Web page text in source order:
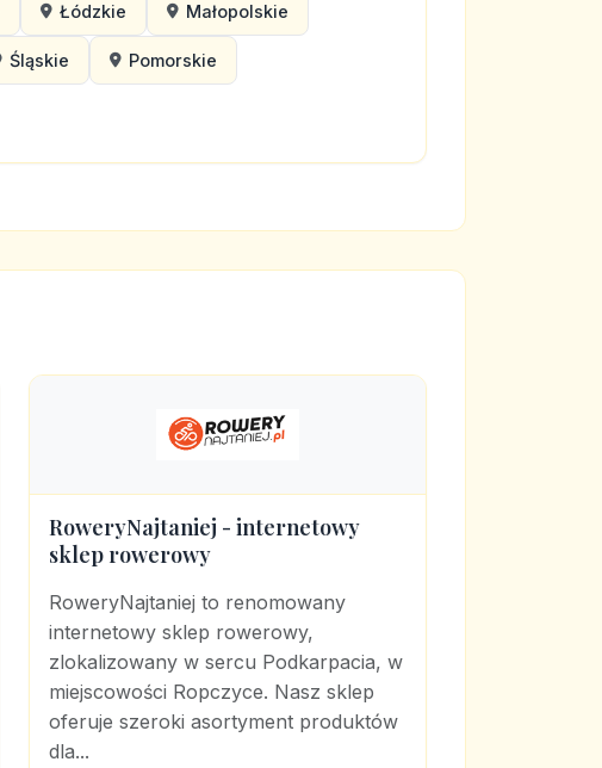
Łódzkie Małopolskie
Śląskie Pomorskie
RoweryNajtaniej - internetowy
sklep rowerowy
RoweryNajtaniej to renomowany
internetowy sklep rowerowy,
zlokalizowany w sercu Podkarpacia, w
miejscowości Ropczyce. Nasz sklep
oferuje szeroki asortyment produktów
dla...